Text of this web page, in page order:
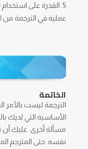
القدرة على
عملية في الترجمة من
الخاتمة
الترجمة ليست بالأمر
الأساسية التي لديك
مسألة أخرى. عليك
نفسه. حتى المترجم